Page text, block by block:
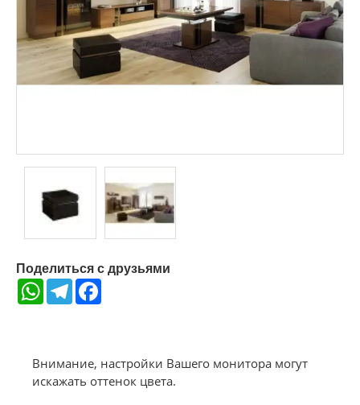
Поделиться с друзьями
WhatsAppTelegram
Внимание, настройки Вашего монитора могут
искажать оттенок цвета.